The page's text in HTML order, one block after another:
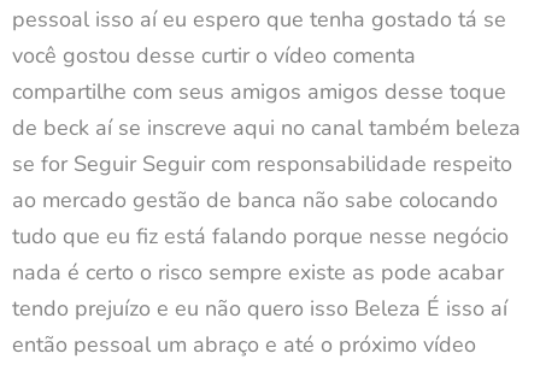
pessoal isso aí eu espero que tenha gostado tá se
você gostou desse curtir o vídeo comenta
compartilhe com seus amigos amigos desse toque
de beck aí se inscreve aqui no canal também beleza
se for Seguir Seguir com responsabilidade respeito
ao mercado gestão de banca não sabe colocando
tudo que eu fiz está falando porque nesse negócio
nada é certo o risco sempre existe as pode acabar
tendo prejuízo e eu não quero isso Beleza É isso aí
então pessoal um abraço e até o próximo vídeo